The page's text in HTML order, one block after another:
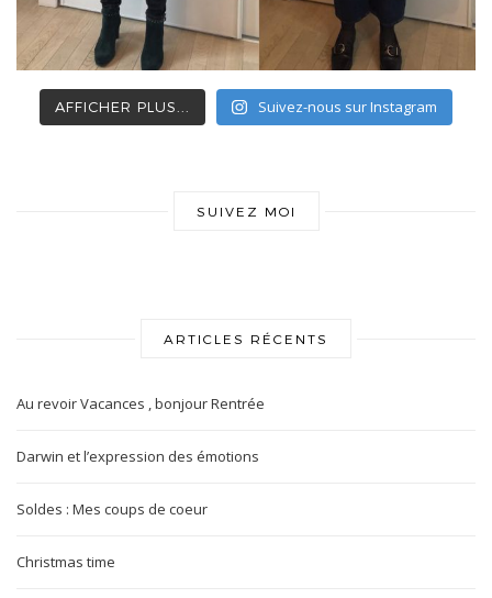
AFFICHER PLUS... Suivez-nous sur Instagram
SUIVEZ MOI
ARTICLES RÉCENTS
Au revoir Vacances , bonjour Rentrée
Darwin et l’expression des émotions
Soldes : Mes coups de coeur
Christmas time